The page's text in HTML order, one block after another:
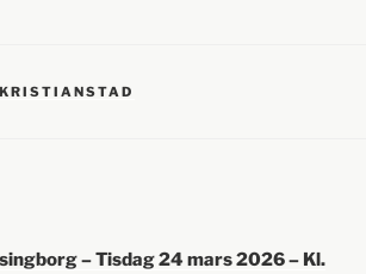
– Tisdag 24 mars 2026 – Kl.